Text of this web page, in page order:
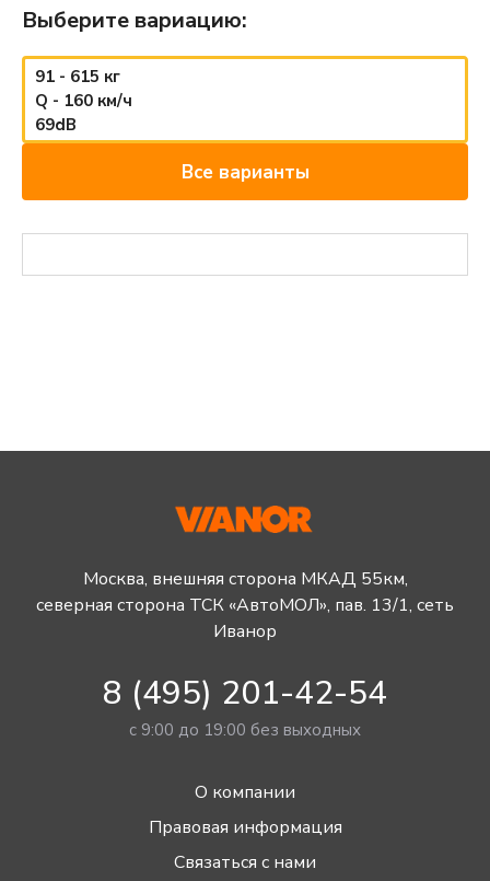
Выберите вариацию:
91 - 615 кг
Q - 160 км/ч
69dB
Все варианты
Москва, внешняя сторона МКАД 55км,
северная сторона ТСК «АвтоМОЛ», пав. 13/1, сеть
Иванор
8 (495) 201-42-54
с 9:00 до 19:00 без выходных
О компании
Правовая информация
Связаться с нами